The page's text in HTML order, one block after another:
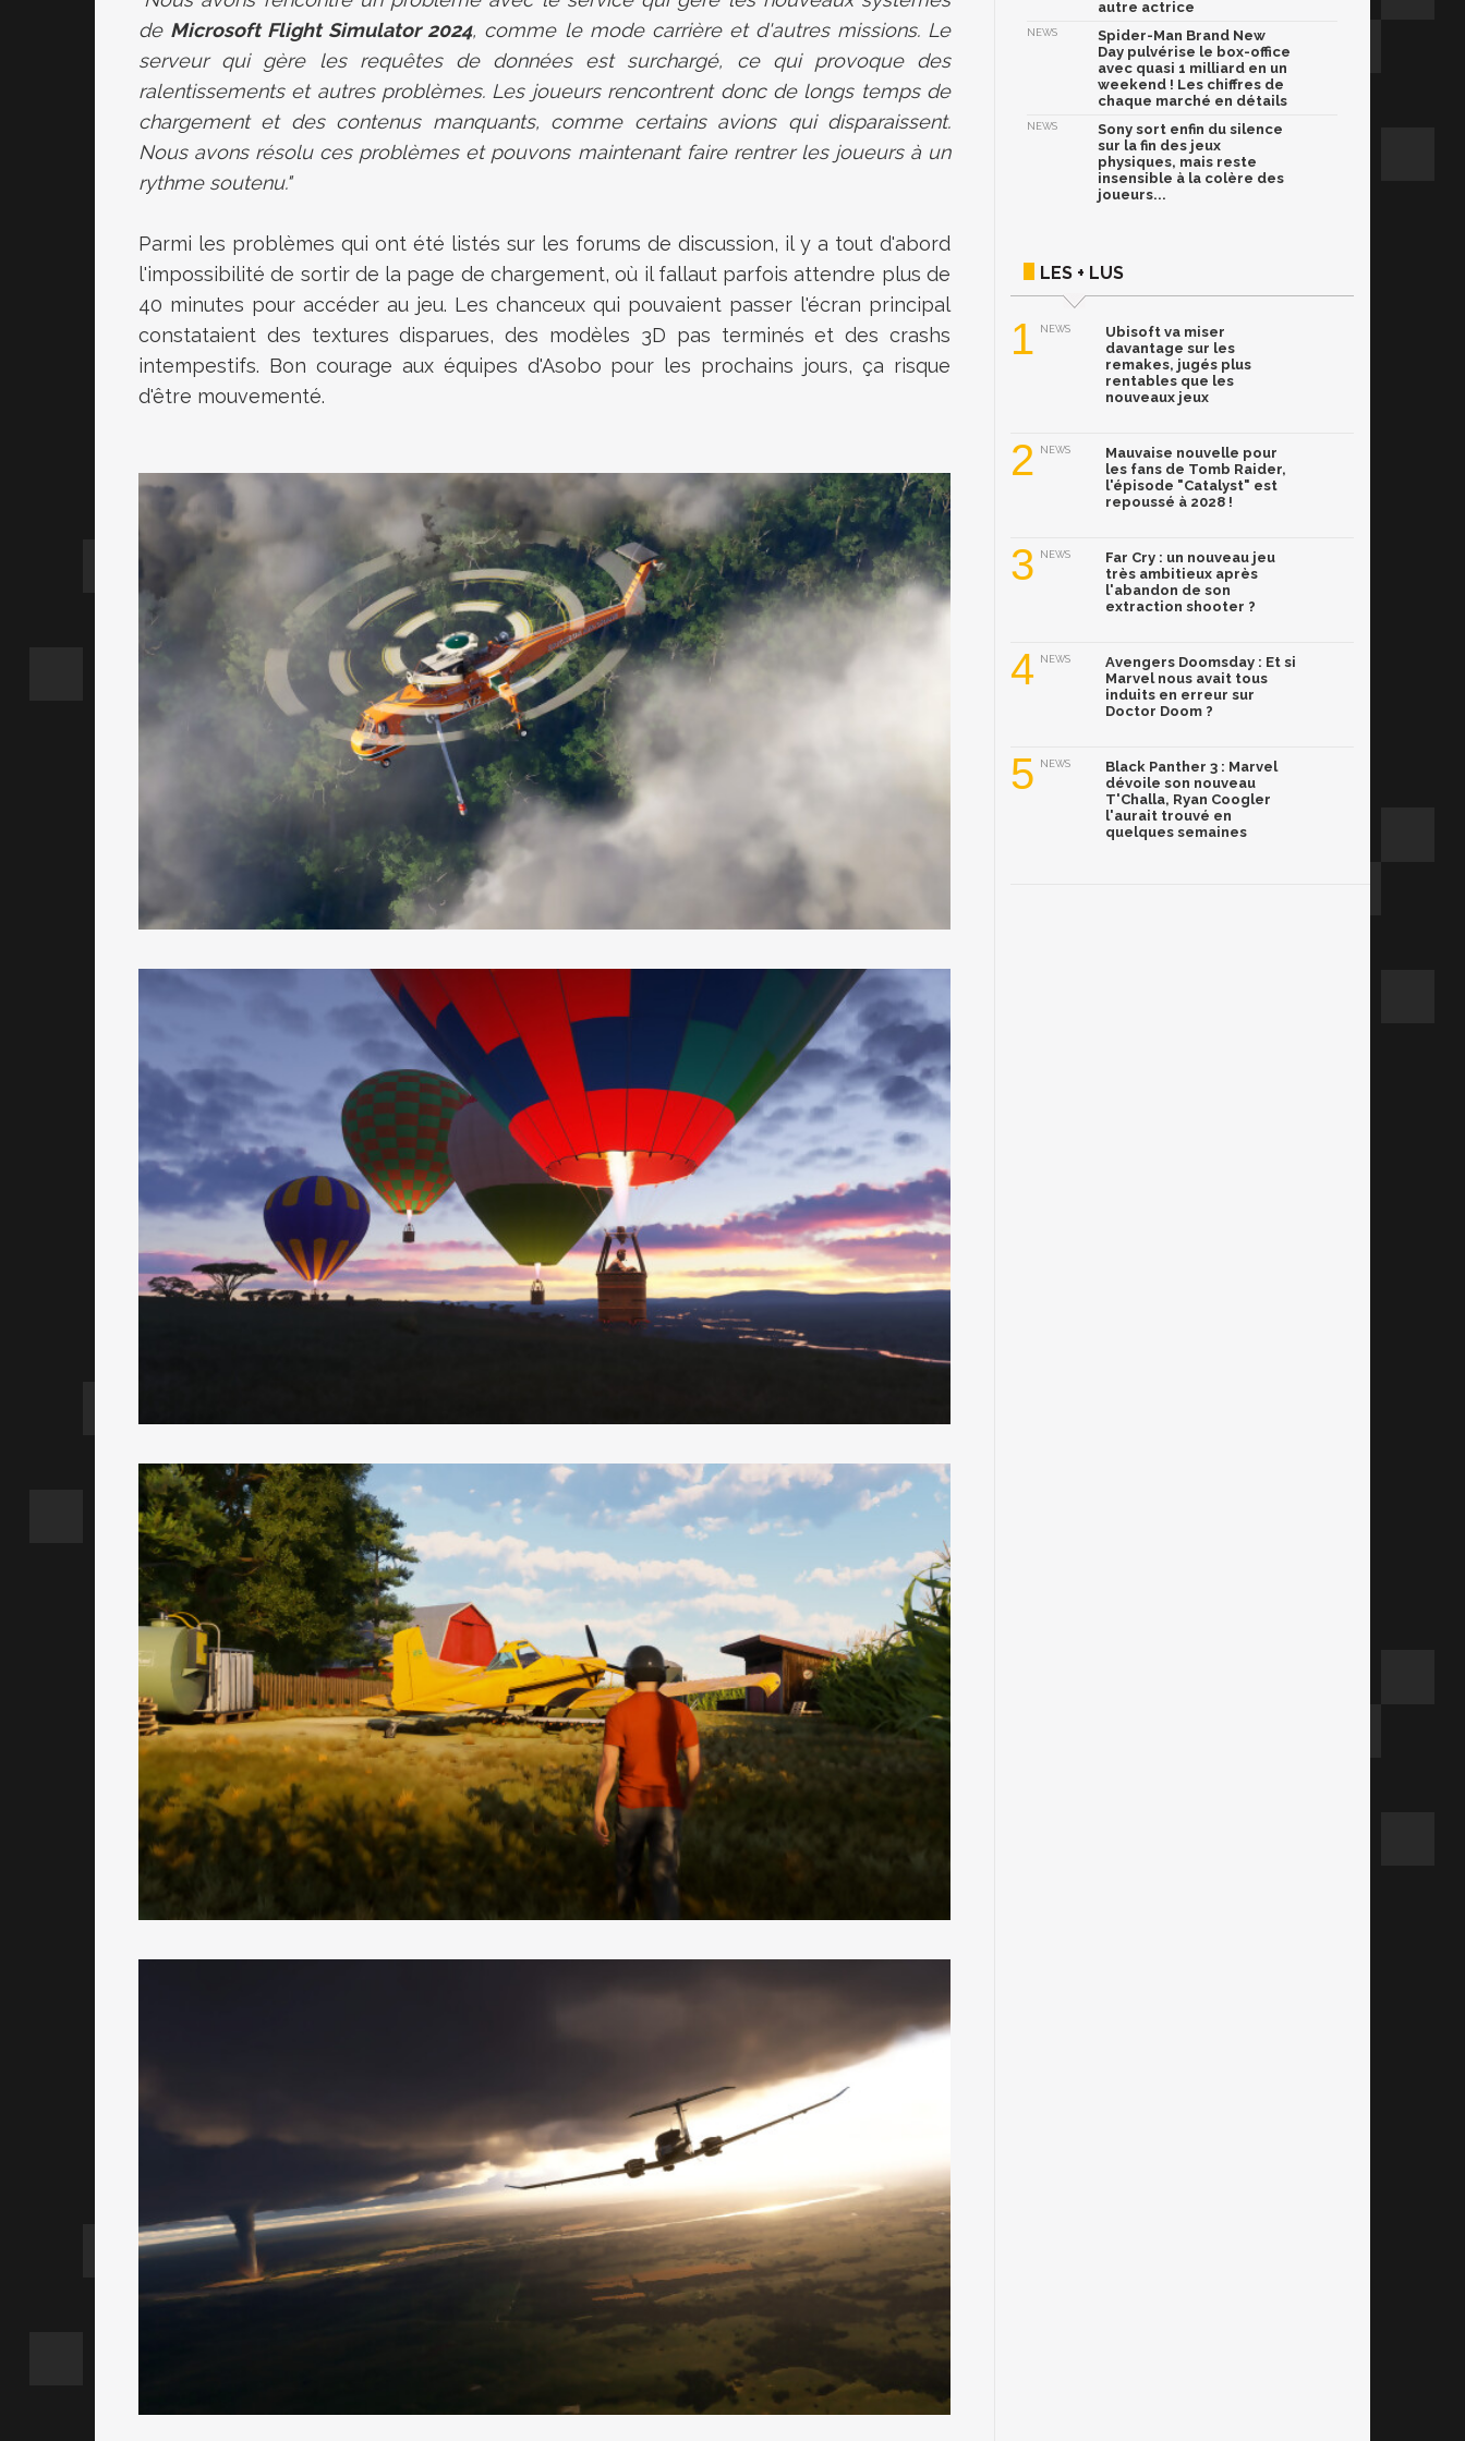
de Microsoft Flight Simulator 2024, comme le mode carrière et d'autres missions. Le
serveur qui gère les requêtes de données est surchargé, ce qui provoque des
ralentissements et autres problèmes. Les joueurs rencontrent donc de longs temps de
chargement et des contenus manquants, comme certains avions qui disparaissent.
Nous avons résolu ces problèmes et pouvons maintenant faire rentrer les joueurs à un
rythme soutenu."
Parmi les problèmes qui ont été listés sur les forums de discussion, il y a tout d'abord
l'impossibilité de sortir de la page de chargement, où il fallaut parfois attendre plus de
40 minutes pour accéder au jeu. Les chanceux qui pouvaient passer l'écran principal
constataient des textures disparues, des modèles 3D pas terminés et des crashs
intempestifs. Bon courage aux équipes d'Asobo pour les prochains jours, ça risque
d'être mouvementé.
autre actrice
NEWS
Spider-Man Brand New
Day pulvérise le box-office
avec quasi 1 milliard en un
weekend ! Les chiffres de
chaque marché en détails
NEWS
Sony sort enfin du silence
sur la fin des jeux
physiques, mais reste
insensible à la colère des
joueurs...
LES + LUS
1 NEWS
Ubisoft va miser
davantage sur les
remakes, jugés plus
rentables que les
nouveaux jeux
2 NEWS
Mauvaise nouvelle pour
les fans de Tomb Raider,
l'épisode "Catalyst" est
repoussé à 2028 !
3 NEWS
Far Cry : un nouveau jeu
très ambitieux après
l'abandon de son
extraction shooter ?
4 NEWS
Avengers Doomsday : Et si
Marvel nous avait tous
induits en erreur sur
Doctor Doom ?
5 NEWS
Black Panther 3 : Marvel
dévoile son nouveau
T'Challa, Ryan Coogler
l'aurait trouvé en
quelques semaines